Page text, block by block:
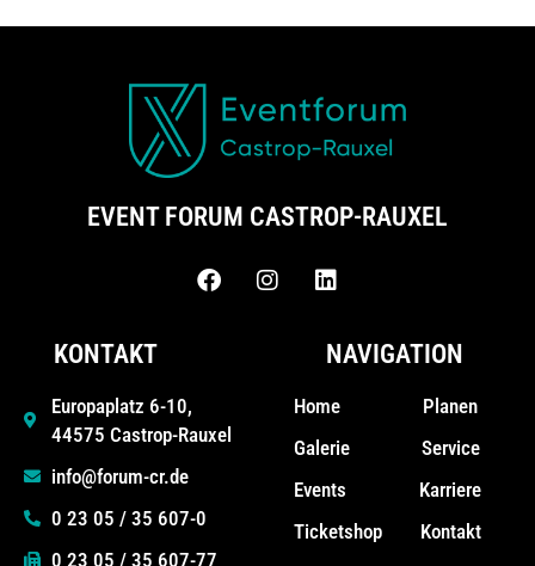
EVENT FORUM CASTROP-RAUXEL
KONTAKT
Europaplatz 6-10,
44575 Castrop-Rauxel
info@forum-cr.de
0 23 05 / 35 607-0
0 23 05 / 35 607-77
NAVIGATION
Home
Galerie
Events
Ticketshop
Planen
Service
Karriere
Kontakt